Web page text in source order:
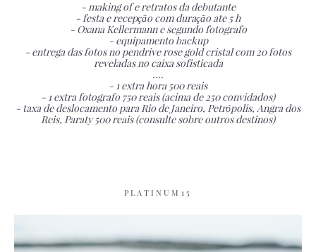
- making of e retratos da debutante
- festa e recepção com duração ate 5 h
- Oxana Kellermann e segundo fotografo
- equipamento backup
- entrega das fotos no pendrive rose gold cristal com 20 fotos
reveladas no caixa sofisticada
....
- 1 extra hora 500 reais
- 1 extra fotografo 750 reais (acima de 250 convidados)
- taxa de deslocamento para Rio de Janeiro, Petrópolis, Angra dos
Reis, Paraty 500 reais (consulte sobre outros destinos)
PLATINUM15